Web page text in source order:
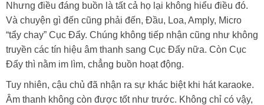
Nhưng điều đáng buồn là tất cả họ lại không hiểu điều đó.
Và chuyện gì đến cũng phải đến, Đầu, Loa, Amply, Micro
“tẩy chay” Cục Đẩy. Chúng không tiếp nhận cũng như không
truyền các tín hiệu âm thanh sang Cục Đẩy nữa. Còn Cục
Đẩy thì nằm im lìm, chẳng buồn hoạt động.
Tuy nhiên, cậu chủ đã nhận ra sự khác biệt khi hát karaoke.
Âm thanh không còn được tốt như trước. Không chỉ có vậy,